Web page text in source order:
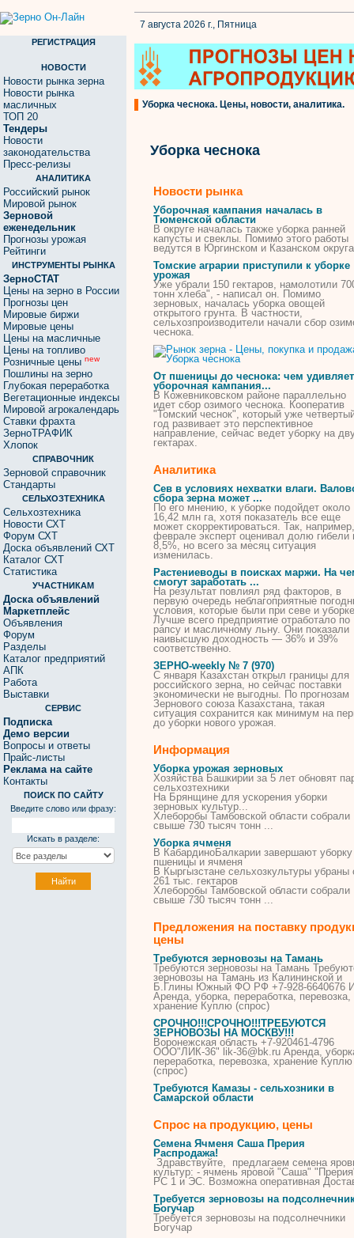
7 августа 2026 г., Пятница
РЕГИСТРАЦИЯ
НОВОСТИ
Новости рынка зерна
Новости рынка
масличных
ТОП 20
Тендеры
Новости
законодательства
Пресс-релизы
АНАЛИТИКА
Российский рынок
Мировой рынок
Зерновой
еженедельник
Прогнозы урожая
Рейтинги
ИНСТРУМЕНТЫ РЫНКА
ЗерноСТАТ
Цены на зерно в России
Прогнозы цен
Мировые биржи
Мировые цены
Цены на масличные
Цены на топливо
Розничные цены new
Пошлины на зерно
Глубокая переработка
Вегетационные индексы
Мировой агрокалендарь
Ставки фрахта
ЗерноТРАФИК
Хлопок
СПРАВОЧНИК
Зерновой справочник
Стандарты
СЕЛЬХОЗТЕХНИКА
Сельхозтехника
Новости СХТ
Форум СХТ
Доска объявлений СХТ
Каталог СХТ
Статистика
УЧАСТНИКАМ
Доска объявлений
Маркетплейс
Объявления
Форум
Разделы
Каталог предприятий
АПК
Работа
Выставки
СЕРВИС
Подписка
Демо версии
Вопросы и ответы
Прайс-листы
Реклама на сайте
Контакты
ПОИСК ПО САЙТУ
Введите слово или фразу:
Искать в разделе:
Уборка чеснока. Цены, новости, аналитика.
Уборка чеснока
Новости рынка
Уборочная кампания началась в
Тюменской области
В округе началась также уборка ранней
капусты и свеклы. Помимо этого работы
ведутся в Юргинском и Казанском
Томские аграрии приступили к уборке
урожая
Уже убрали 150 гектаров, намолотили
тонн хлеба", - написал он. Помимо
зерновых, началась уборка овощей
открытого грунта. В частности,
сельхозпроизводители начали сбор
чеснока.
От пшеницы до чеснока: чем удивляет
уборочная кампания...
В Кожевниковском районе параллельно
идет сбор озимого чеснока. Кооператив
"Томский чеснок", который уже
год развивает это перспективное
направление, сейчас ведет уборку на
гектарах.
Аналитика
Сев в условиях нехватки влаги.
сбора зерна может ...
По его мнению, к уборке подойдет около
16,42 млн га, хотя показатель все еще
может скорректироваться. Так,
феврале эксперт оценивал долю гибели
8,5%, но всего за месяц ситуация
изменилась.
Растениеводы в поисках маржи. На
смогут заработать ...
На результат повлиял ряд факторов, в
первую очередь неблагоприятные
условия, которые были при севе и уборке
Лучше всего предприятие отработало по
рапсу и масличному льну. Они показали
наивысшую доходность — 36% и 39%
соответственно.
ЗЕРНО-weekly № 7 (970)
С января Казахстан открыл границы для
российского зерна, но сейчас поставки
экономически не выгодны. По прогнозам
Зернового союза Казахстана, такая
ситуация сохранится как минимум на
до уборки нового урожая.
Информация
Уборка урожая зерновых
Хозяйства Башкирии за 5 лет обновят
сельхозтехники
На Брянщине для ускорения уборки
зерновых культур...
Хлеборобы Тамбовской области собрали
свыше 730 тысяч тонн ...
Уборка ячменя
В КабардиноБалкарии завершают уборку
пшеницы и ячменя
В Кыргызстане сельхозкультуры убраны
261 тыс. гектаров
Хлеборобы Тамбовской области собрали
свыше 730 тысяч тонн ...
Предложения на поставку
цены
Требуются зерновозы на Тамань
Требуются зерновозы на Тамань
зерновозы на Тамань из Калининской и
Б.Глины Южный ФО РФ +7-928-6640676
Аренда, уборка, переработка, перевозка,
хранение Куплю (спрос)
СРОЧНО!!!СРОЧНО!!!ТРЕБУЮТСЯ
ЗЕРНОВОЗЫ НА МОСКВУ!!!
Воронежская область +7-920461-4796
ООО"ЛИК-36" lik-36@bk.ru Аренда,
переработка, перевозка, хранение Куплю
(спрос)
Требуются Камазы - сельхозники в
Самарской области
Спрос на продукцию, цены
Семена Ячменя Саша Прерия
Распродажа!
Здравствуйте, предлагаем семена
культур: - ячмень яровой "Саша"
РС 1 и ЭС. Возможна оперативная
Требуется зерновозы на
Богучар
Требуется зерновозы на подсолнечники
Богучар